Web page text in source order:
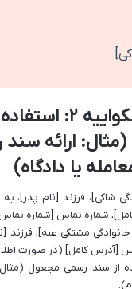
۵.۳. نمونه شکواییه
ارائه
یا دادگاه)
شاکی]، فرزند [نام پدر]،
شماره تماس [شماره
مشتکی عنه]، فرزند
[آدرس کامل] (در صورت
از سند رسمی مجعول (مثال: